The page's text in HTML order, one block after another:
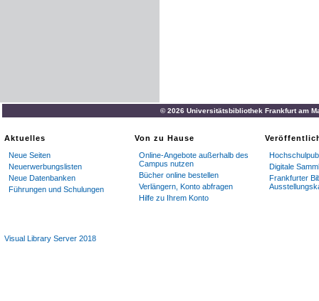
© 2026 Universitätsbibliothek Frankfurt am
Aktuelles
Neue Seiten
Neuerwerbungslisten
Neue Datenbanken
Führungen und Schulungen
Von zu Hause
Online-Angebote außerhalb des
Campus nutzen
Bücher online bestellen
Verlängern, Konto abfragen
Hilfe zu Ihrem Konto
Digitale
Frankfurter
Visual Library Server 2018